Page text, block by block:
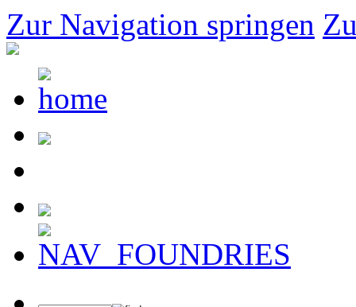
Zur Navigation springen